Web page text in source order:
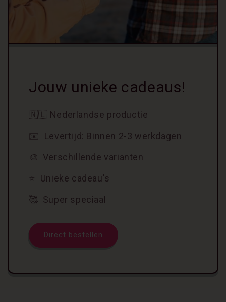
Jouw unieke cadeaus!
🇳🇱 Nederlandse productie
✉️ Levertijd: Binnen 2-3 werkdagen
🎨 Verschillende varianten
⭐️ Unieke cadeau's
🥰 Super speciaal
Direct bestellen